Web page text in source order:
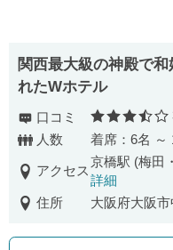
関西最大級の神殿で
れたWホテル
口コミ
人数
着席：6名 ～
アクセス
京橋駅 (梅田
詳細
住所
大阪府大阪